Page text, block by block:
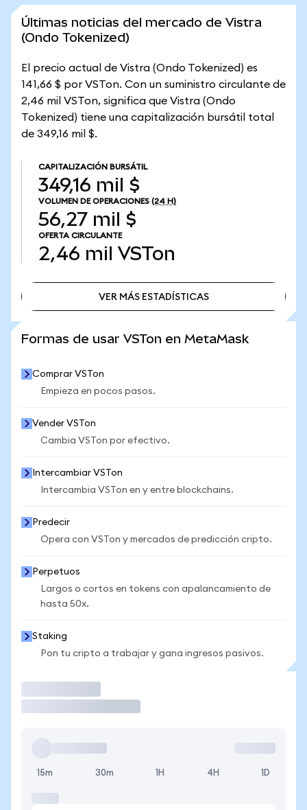
Últimas noticias del mercado de Vistra
(Ondo Tokenized)
El precio actual de Vistra (Ondo Tokenized) es
141,66 $ por VSTon. Con un suministro circulante de
2,46 mil VSTon, significa que Vistra (Ondo
Tokenized) tiene una capitalización bursátil total
de 349,16 mil $.
CAPITALIZACIÓN BURSÁTIL
349,16 mil $
VOLUMEN DE OPERACIONES (24 H)
56,27 mil $
OFERTA CIRCULANTE
2,46 mil VSTon
VER MÁS ESTADÍSTICAS
Formas de usar VSTon en MetaMask
Comprar VSTon
Empieza en pocos pasos.
Vender VSTon
Cambia VSTon por efectivo.
Intercambiar VSTon
Intercambia VSTon en y entre blockchains.
Predecir
Opera con VSTon y mercados de predicción cripto.
Perpetuos
Largos o cortos en tokens con apalancamiento de
hasta 50x.
Staking
Pon tu cripto a trabajar y gana ingresos pasivos.
15m 30m 1H 4H 1D